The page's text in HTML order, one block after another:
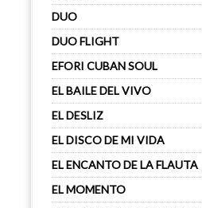
DUO
DUO FLIGHT
EFORI CUBAN SOUL
EL BAILE DEL VIVO
EL DESLIZ
EL DISCO DE MI VIDA
EL ENCANTO DE LA FLAUTA
EL MOMENTO